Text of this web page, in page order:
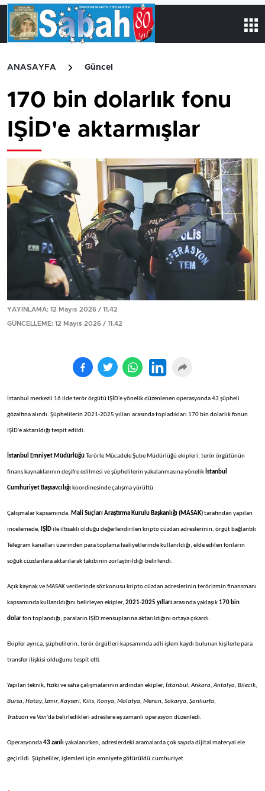
ANASAYFA Güncel
170 bin dolarlık fonu
IŞİD'e aktarmışlar
YAYINLAMA: 12 Mayıs 2026 / 11.42
GÜNCELLEME: 12 Mayıs 2026 / 11.42
İstanbul merkezli 16 ilde terör örgütü IŞİD'e yönelik düzenlenen operasyonda 43 şüpheli
gözaltına alındı. Şüphelilerin 2021-2025 yılları arasında topladıkları 170 bin dolarlık fonun
IŞİD'e aktarıldığı tespit edildi.
İstanbul Emniyet MüdürlüğüTerörle Mücadele Şube Müdürlüğü ekipleri, terör örgütünün
finans kaynaklarının deşifre edilmesi ve şüphelilerin yakalanmasına yönelikİstanbul
Cumhuriyet Başsavcılığı koordinesinde çalışma yürüttü.
Çalışmalar kapsamında, Mali Suçları Araştırma Kurulu Başkanlığı (MASAK)tarafından yapılan
incelemede, IŞİDile iltisaklı olduğu değerlendirilen kripto cüzdan adreslerinin, örgüt bağlantılı
Telegram kanalları üzerinden para toplama faaliyetlerinde kullanıldığı, elde edilen fonların
soğuk cüzdanlara aktarılarak takibinin zorlaştırıldığı belirlendi.
Açık kaynak ve MASAK verilerinde söz konusu kripto cüzdan adreslerinin terörizmin finansmanı
kapsamında kullanıldığını belirleyen ekipler, 2021-2025 yılları arasında yaklaşık 170 bin
dolarfon toplandığı, paraların IŞİD mensuplarına aktarıldığını ortaya çıkardı.
Ekipler ayrıca, şüphelilerin, terör örgütleri kapsamında adli işlem kaydı bulunan kişilerle para
transfer ilişkisi olduğunu tespit etti.
Yapılan teknik, fiziki ve saha çalışmalarının ardından ekipler, İstanbul, Ankara, Antalya, Bilecik,
Bursa, Hatay, İzmir, Kayseri, Kilis, Konya, Malatya, Mersin, Sakarya, Şanlıurfa,
Trabzon veVan'da belirledikleri adreslere eş zamanlı operasyon düzenledi.
Operasyonda43 zanlı yakalanırken, adreslerdeki aramalarda çok sayıda dijital materyal ele
geçirildi. Şüpheliler, işlemleri için emniyete götürüldü.cumhuriyet